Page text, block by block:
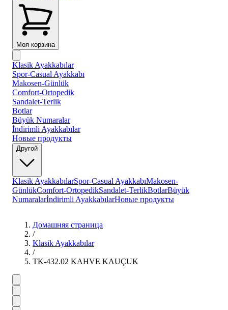
Моя корзина
Klasik Ayakkabılar
Spor-Casual Ayakkabı
Makosen-Günlük
Comfort-Ortopedik
Sandalet-Terlik
Botlar
Büyük Numaralar
İndirimli Ayakkabılar
Новые продукты
Другой
Klasik AyakkabılarSpor-Casual AyakkabıMakosen-
GünlükComfort-OrtopedikSandalet-TerlikBotlarBüyük
Numaralarİndirimli AyakkabılarНовые продукты
Домашняя страница
/
Klasik Ayakkabılar
/
TK-432.02 KAHVE KAUÇUK